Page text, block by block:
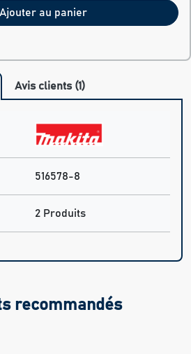
Ajouter au panier
Avis clients (1)
516578-8
2 Produits
recommandés